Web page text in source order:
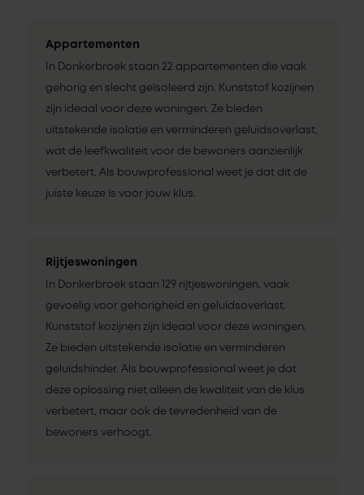
Appartementen
In Donkerbroek staan 22 appartementen die vaak
gehorig en slecht geïsoleerd zijn. Kunststof kozijnen
zijn ideaal voor deze woningen. Ze bieden
uitstekende isolatie en verminderen geluidsoverlast,
wat de leefkwaliteit voor de bewoners aanzienlijk
verbetert. Als bouwprofessional weet je dat dit de
juiste keuze is voor jouw klus.
Rijtjeswoningen
In Donkerbroek staan 129 rijtjeswoningen, vaak
gevoelig voor gehorigheid en geluidsoverlast.
Kunststof kozijnen zijn ideaal voor deze woningen.
Ze bieden uitstekende isolatie en verminderen
geluidshinder. Als bouwprofessional weet je dat
deze oplossing niet alleen de kwaliteit van de klus
verbetert, maar ook de tevredenheid van de
bewoners verhoogt.